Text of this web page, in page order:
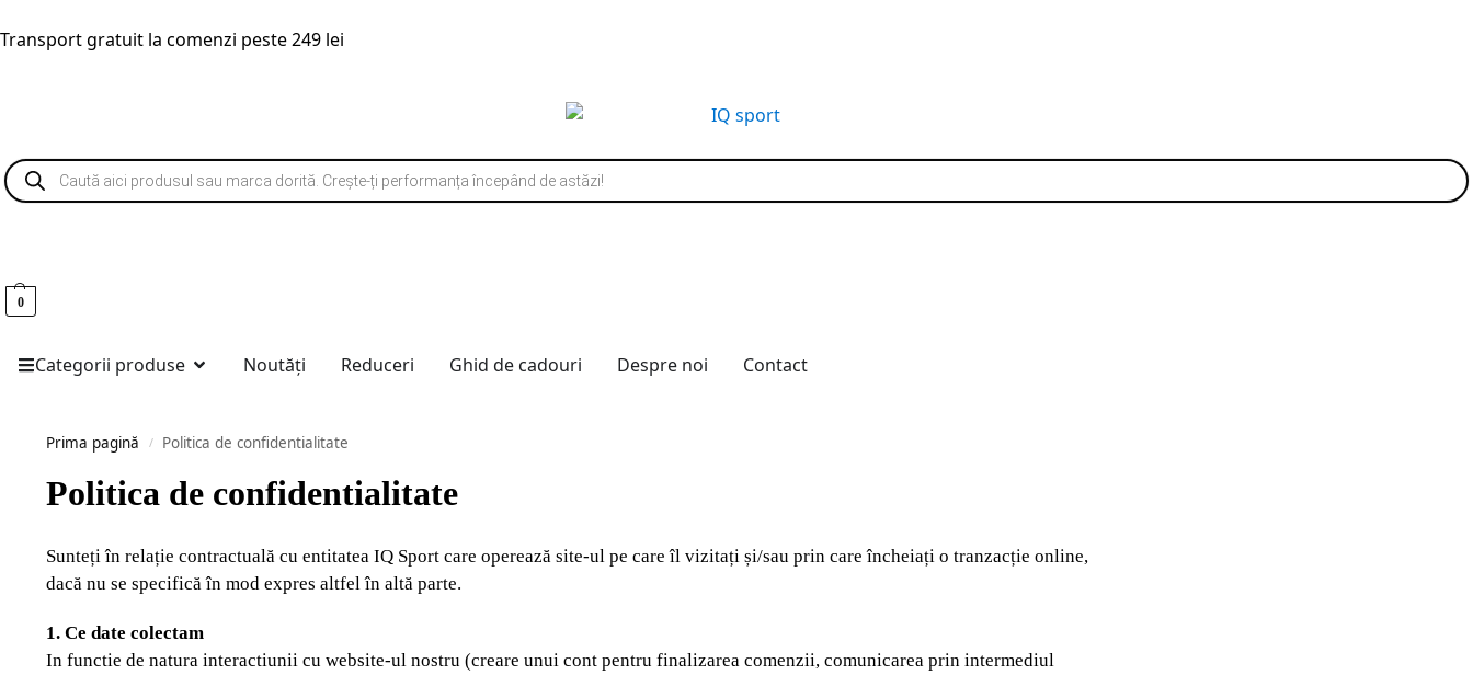
Transport gratuit la comenzi peste 249 lei
0
Categorii produse Noutăți Reduceri Ghid de cadouri Despre noi Contact
Prima pagină / Politica de confidentialitate
Politica de confidentialitate
Sunteți în relație contractuală cu entitatea IQ Sport care operează site-ul pe care îl vizitați și/sau prin care încheiați o tranzacție online,
dacă nu se specifică în mod expres altfel în altă parte.
1. Ce date colectam
In functie de natura interactiunii cu website-ul nostru (creare unui cont pentru finalizarea comenzii, comunicarea prin intermediul